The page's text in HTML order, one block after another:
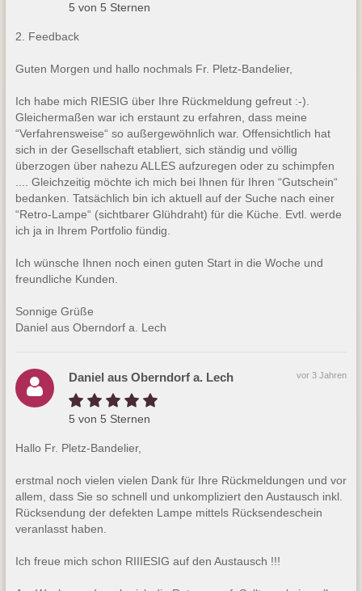
5 von 5 Sternen
2. Feedback
Guten Morgen und hallo nochmals Fr. Pletz-Bandelier,
Ich habe mich RIESIG über Ihre Rückmeldung gefreut :-).
Gleichermaßen war ich erstaunt zu erfahren, dass meine
“Verfahrensweise“ so außergewöhnlich war. Offensichtlich hat
sich in der Gesellschaft etabliert, sich ständig und völlig
überzogen über nahezu ALLES aufzuregen oder zu schimpfen
.... Gleichzeitig möchte ich mich bei Ihnen für Ihren “Gutschein“
bedanken. Tatsächlich bin ich aktuell auf der Suche nach einer
“Retro-Lampe“ (sichtbarer Glühdraht) für die Küche. Evtl. werde
ich ja in Ihrem Portfolio fündig.
Ich wünsche Ihnen noch einen guten Start in die Woche und
freundliche Kunden.
Sonnige Grüße
Daniel aus Oberndorf a. Lech
Daniel aus Oberndorf a. Lech
5 von 5 Sternen
vor 3 Jahren
Hallo Fr. Pletz-Bandelier,
erstmal noch vielen vielen Dank für Ihre Rückmeldungen und vor
allem, dass Sie so schnell und unkompliziert den Austausch inkl.
Rücksendung der defekten Lampe mittels Rücksendeschein
veranlasst haben.
Ich freue mich schon RIIIESIG auf den Austausch !!!